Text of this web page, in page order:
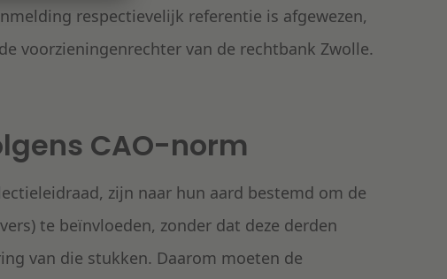
respectievelijk referentie is afgewezen,
voorzieningenrechter van de rechtbank Zwolle.
CAO-norm
zijn naar hun aard bestemd om de
te beïnvloeden, zonder dat deze derden
van die stukken. Daarom moeten de